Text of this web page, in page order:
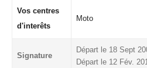
Vos centres
d'interêts
Moto
Signature
Départ le 18 Sept
Départ le 12 Fév.